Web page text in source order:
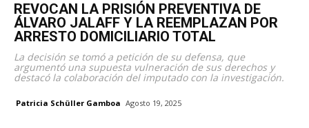
REVOCAN LA PRISIÓN PREVENTIVA DE
ÁLVARO JALAFF Y LA REEMPLAZAN POR
ARRESTO DOMICILIARIO TOTAL
La decisión se tomó a petición de su defensa, que
argumentó una supuesta vulneración de sus derechos y
destacó la colaboración del imputado con la investigación.
Patricia Schüller Gamboa Agosto 19, 2025